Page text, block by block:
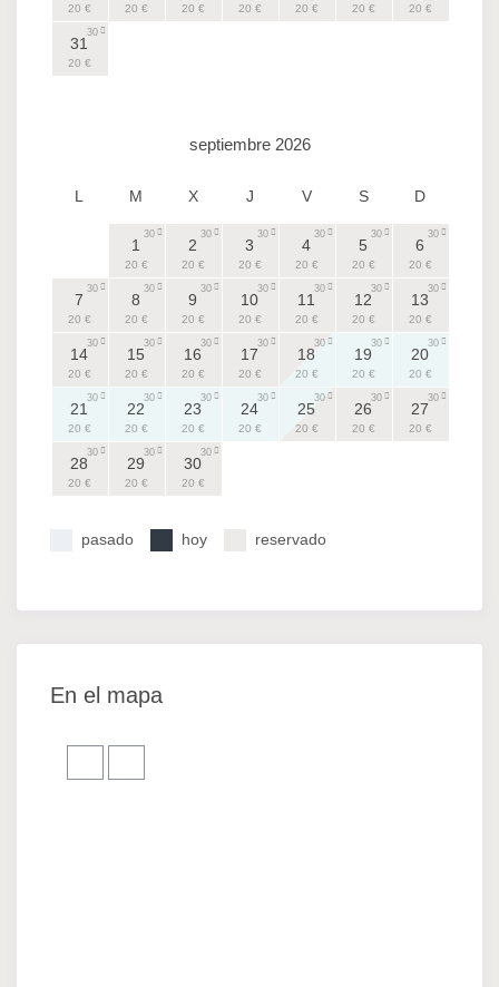
20 € 20 € 20 € 20 € 20 € 20 € 20 €
31
20 €
30
septiembre 2026
L M X J V S D
1
20 €
30
2
20 €
30
3
20 €
30
4
20 €
30
5
20 €
30
6
20 €
30
7
20 €
30
8
20 €
30
9
20 €
30
10
20 €
30
11
20 €
30
12
20 €
30
13
20 €
30
14
20 €
30
15
20 €
30
16
20 €
30
17
20 €
30
18
20 €
30
19
20 €
30
20
20 €
30
21
20 €
30
22
20 €
30
23
20 €
30
24
20 €
30
25
20 €
30
26
20 €
30
27
20 €
30
28
20 €
30
29
20 €
30
30
20 €
30
pasado hoy reservado
En el mapa